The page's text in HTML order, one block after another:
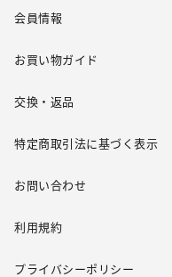
会員情報
お買い物ガイド
交換・返品
特定商取引法に基づく表示
お問い合わせ
利用規約
プライバシーポリシー